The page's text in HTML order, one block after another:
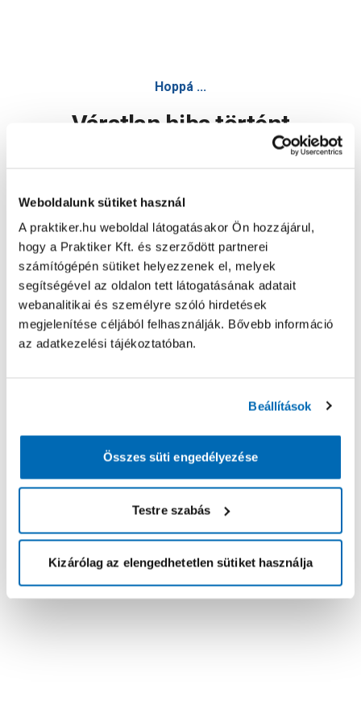
Weboldalunk sütiket használ
A praktiker.hu weboldal látogatásakor Ön hozzájárul,
hogy a Praktiker Kft. és szerződött partnerei
számítógépén sütiket helyezzenek el, melyek
segítségével az oldalon tett látogatásának adatait
webanalitikai és személyre szóló hirdetések
megjelenítése céljából felhasználják. Bővebb információ
az adatkezelési tájékoztatóban.
Beállítások
Összes süti engedélyezése
Testre szabás
Kizárólag az elengedhetetlen sütiket használja
Hoppá ...
Váratlan hiba történt
Oldal újratöltése